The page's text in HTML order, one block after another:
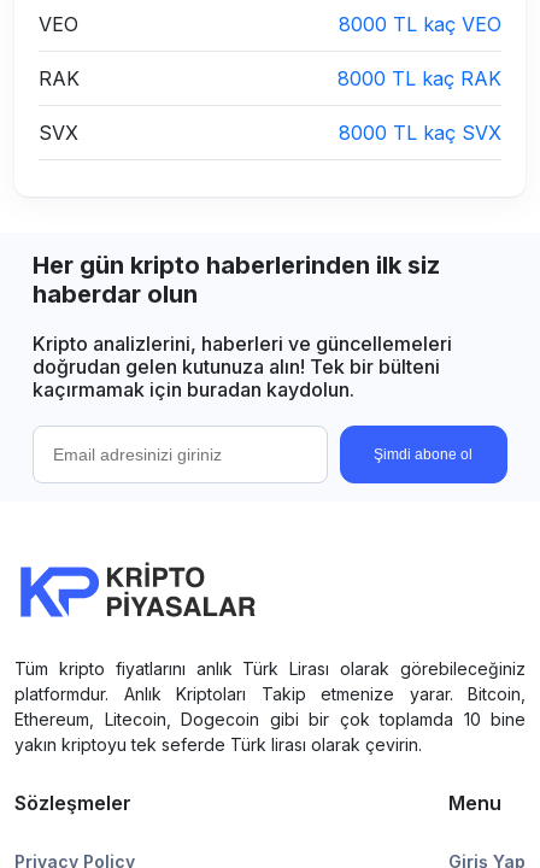
VEO 8000 TL kaç VEO
RAK 8000 TL kaç RAK
SVX 8000 TL kaç SVX
Her gün kripto haberlerinden ilk siz
haberdar olun
Kripto analizlerini, haberleri ve güncellemeleri
doğrudan gelen kutunuza alın! Tek bir bülteni
kaçırmamak için buradan kaydolun.
Şimdi abone ol
Tüm kripto fiyatlarını anlık Türk Lirası olarak görebileceğiniz
platformdur. Anlık Kriptoları Takip etmenize yarar. Bitcoin,
Ethereum, Litecoin, Dogecoin gibi bir çok toplamda 10 bine
yakın kriptoyu tek seferde Türk lirası olarak çevirin.
Sözleşmeler
Privacy Policy
Menu
Giriş Yap